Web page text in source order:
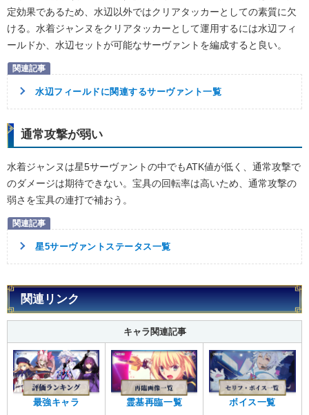
定効果であるため、水辺以外ではクリアタッカーとしての素質に欠
ける。水着ジャンヌをクリアタッカーとして運用するには水辺フィ
ールドか、水辺セットが可能なサーヴァントを編成すると良い。
水辺フィールドに関連するサーヴァント一覧
通常攻撃が弱い
水着ジャンヌは星5サーヴァントの中でもATK値が低く、通常攻撃で
のダメージは期待できない。宝具の回転率は高いため、通常攻撃の
弱さを宝具の連打で補おう。
星5サーヴァントステータス一覧
関連リンク
キャラ関連記事
最強キャラ 霊基再臨一覧 ボイス一覧